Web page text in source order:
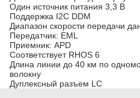
Один источник питания 3,3 В
Поддержка I2C DDM
Диапазон скорости передачи
Передатчик: EML
Приемник: APD
Соответствует RHOS 6
Длина линии до 40 км по
волокну
Дуплексный разъем LC